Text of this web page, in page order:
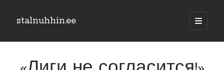
stalnuhhin.ee
отрыть
Боковая
панель
Поиск